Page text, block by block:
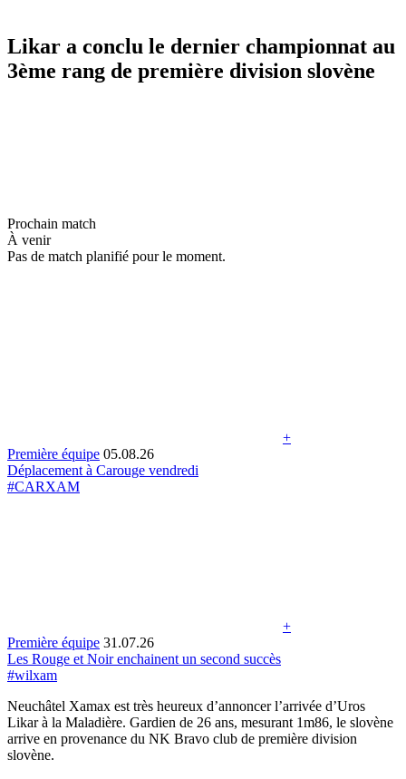
Likar a conclu le dernier championnat au
3ème rang de première division slovène
Prochain match
À venir
Pas de match planifié pour le moment.
+
Première équipe 05.08.26
Déplacement à Carouge vendredi
#CARXAM
+
Première équipe 31.07.26
Les Rouge et Noir enchainent un second succès
#wilxam
Neuchâtel Xamax est très heureux d’annoncer l’arrivée d’Uros
Likar à la Maladière. Gardien de 26 ans, mesurant 1m86, le slovène
arrive en provenance du NK Bravo club de première division
slovène.